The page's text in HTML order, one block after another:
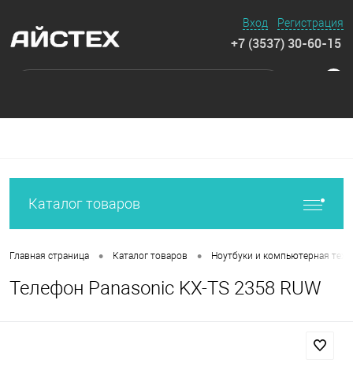
Вход Регистрация
+7 (3537) 30-60-15
Каталог товаров
Главная страница • Каталог товаров • Ноутбуки и компьютерная
Телефон Panasonic KX-TS 2358 RUW